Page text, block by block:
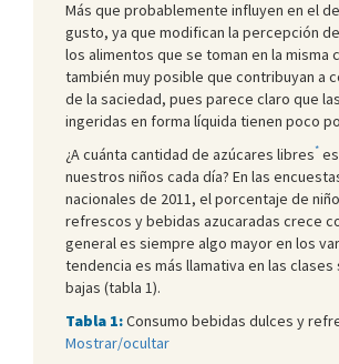
Más que probablemente influyen en el
gusto, ya que modifican la percepción
los alimentos que se toman en la misma
también muy posible que contribuyan a
de la saciedad, pues parece claro que
ingeridas en forma líquida tienen poco
¿A cuánta cantidad de azúcares libres*
nuestros niños cada día? En las
nacionales de 2011, el porcentaje de
refrescos y bebidas azucaradas crece
general es siempre algo mayor en los
tendencia es más llamativa en las clases
bajas (tabla 1).
Tabla 1:Consumo bebidas dulces y
Mostrar/ocultar